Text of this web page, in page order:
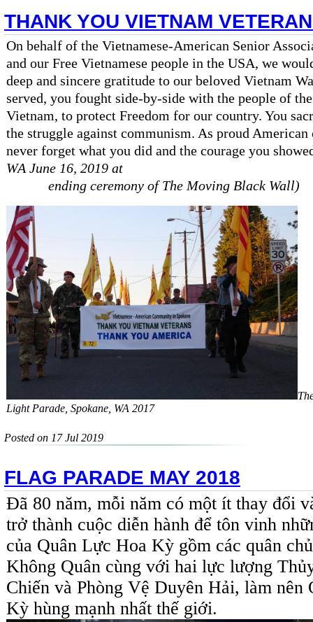
THANK YOU VIETNAM
On behalf of the Vietnamese-American Senior
and our Free Vietnamese people in the USA, we
deep and sincere gratitude to our beloved Vietnam
served, you fought side-by-side with the people of
Vietnam, to protect Freedom for our country. You
the struggle against communism. As proud
never forget what you did and the courage you
WA June 16, 2019 at
ending ceremony of The Moving Black Wall)
Light Parade, Spokane, WA 2017
Posted on 17 Jul 2019
FLAG PARADE MAY 2018
Đã 80 năm, mỗi năm có một ít thay đổi
trở thành cuộc diễn hành để tôn vinh
của Quân Lực Hoa Kỳ gồm các quân
Không Quân cùng với hai lực lượng
Chiến và Phòng Vệ Duyên Hải, làm nên
Kỳ hùng mạnh nhất thế giới.